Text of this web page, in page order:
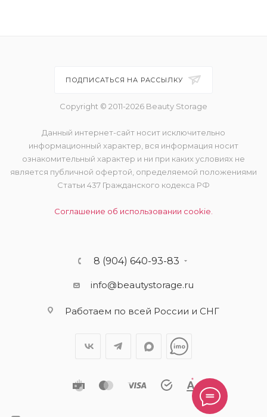
ПОДПИСАТЬСЯ НА РАССЫЛКУ
Copyright © 2011-2026 Beauty Storage
Данный интернет-сайт носит исключительно
информационный характер, вся информация носит
ознакомительный характер и ни при каких условиях не
является публичной офертой, определяемой положениями
Статьи 437 Гражданского кодекса РФ
Соглашение об использовании cookie.
8 (904) 640-93-83
info@beautystorage.ru
Работаем по всей России и СНГ